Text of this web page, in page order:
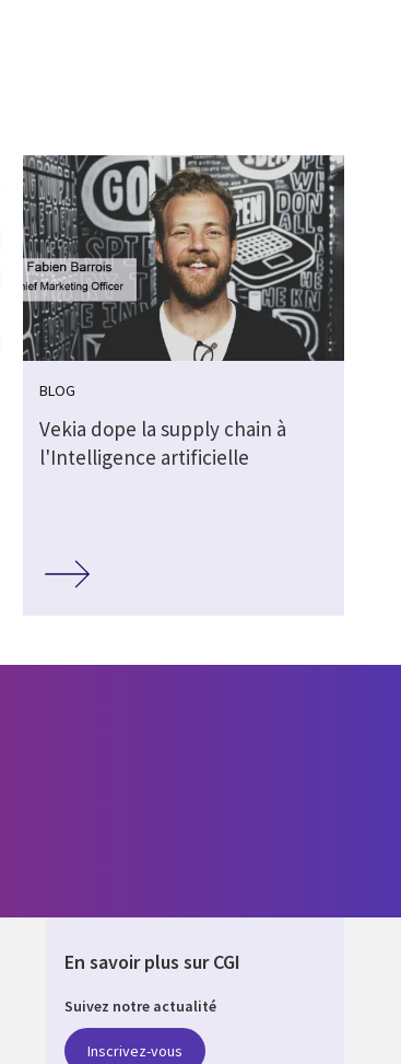
BLOG
Vekia dope la supply chain à
l'Intelligence artificielle
En savoir plus sur CGI
Suivez notre actualité
Inscrivez-vous